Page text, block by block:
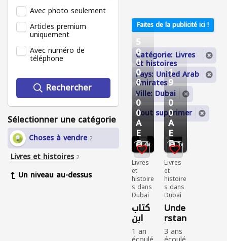
Avec photo seulement
Articles premium
uniquement
Avec numéro de
téléphone
Rechercher
Sélectionner une catégorie
Choses à vendre 2
Livres et histoires 2
Un niveau au-dessus
Faites de la publicité ici !
Catégorie: Livres
et histoires
Pays: United Arab
Emirates
Ville: Dubai
Tout supprimer
5
0
0
0
0
.
0
0
A
E
D4
Livres
et
histoire
s dans
Dubai
كتاب
ابن
معتو
1 an
1
9
.
0
0
A
E
D1
Livres
et
histoire
s dans
Dubai
Unde
rstan
ding
3 ans